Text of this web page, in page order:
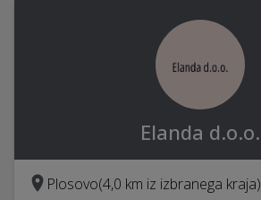
Elanda d.o.o.
Plosovo(4,0 km iz izbranega kraja)